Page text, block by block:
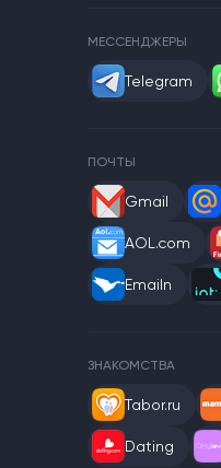
МЕССЕНДЖЕРЫ
Telegram
ПОЧТЫ
Gmail
AOL.com
Emailn
ЗНАКОМСТВА
Tabor.ru
Dating